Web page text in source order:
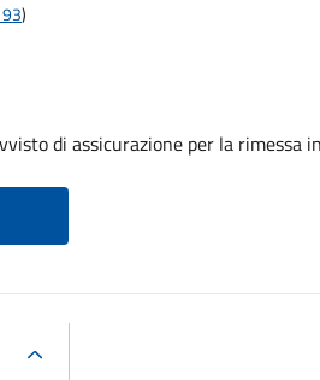
)
di assicurazione per la rimessa